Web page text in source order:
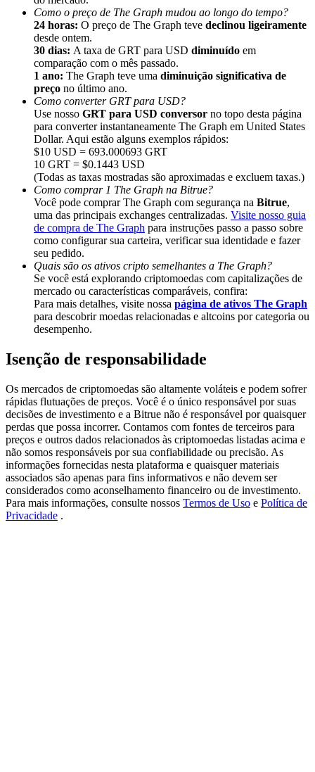
Deposit CASHCAT & Win
Deposit CASHCAT & Win
Share 500000 CASHCAT prize pool
Exclusive for BitMart Users
Register & Trade to Win 500,000 USDT
Precious Metals Trading Carnival
Trade Gold & Silver · 33,333 USDT Bonus
USDT New User Exclusive 10% APR
USDT Flexible Staking | Daily Rewards
Como o preço de The Graph mudou ao longo do tempo?
24 horas: O preço de The Graph teve declinou ligeiramente
desde ontem.
30 dias: A taxa de GRT para USD diminuído em
comparação com o mês passado.
1 ano: The Graph teve uma diminuição significativa de
preço no último ano.
Como converter GRT para USD?
Use nosso GRT para USD conversor no topo desta página
para converter instantaneamente The Graph em United States
Dollar. Aqui estão alguns exemplos rápidos:
$10 USD = 693.000693 GRT
10 GRT = $0.1443 USD
(Todas as taxas mostradas são aproximadas e excluem taxas.)
Como comprar 1 The Graph na Bitrue?
Você pode comprar The Graph com segurança na Bitrue,
uma das principais exchanges centralizadas. Visite nosso guia
de compra de The Graph para instruções passo a passo sobre
como configurar sua carteira, verificar sua identidade e fazer
seu pedido.
Quais são os ativos cripto semelhantes a The Graph?
Se você está explorando criptomoedas com capitalizações de
mercado ou características comparáveis, confira:
Para mais detalhes, visite nossa página de ativos The Graph
para descobrir moedas relacionadas e altcoins por categoria ou
desempenho.
Isenção de responsabilidade
Os mercados de criptomoedas são altamente voláteis e podem sofrer
rápidas flutuações de preços. Você é o único responsável por suas
decisões de investimento e a Bitrue não é responsável por quaisquer
perdas que possa incorrer. Contamos com fontes de terceiros para
preços e outros dados relacionados às criptomoedas listadas acima e
não somos responsáveis por sua confiabilidade ou precisão. As
informações fornecidas nesta plataforma e quaisquer materiais
associados são apenas para fins informativos e não devem ser
considerados como aconselhamento financeiro ou de investimento.
Para mais informações, consulte nossos Termos de Uso e Política de
Privacidade .